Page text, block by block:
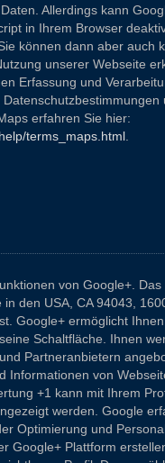
Allerdings kann
in Ihrem Browser
können dann aber auch
unserer Webseite
Erfassung und
erfahren Sie hier:
terms_maps.html
von Google+.
den USA, CA 94043,
Google+ ermöglicht
Schaltfläche. Ihnen
Partneranbietern
Informationen von
+1 kann mit Ihrem
werden. Google
Optimierung und
Google+ Plattform